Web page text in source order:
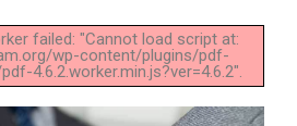
failed: "Cannot load script at:
wp-content/plugins/pdf-
4.6.2.worker.min.js?ver=4.6.2".